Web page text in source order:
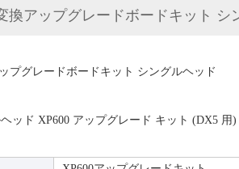
換アップグレードボードキット シ
プグレードボードキット シングルヘッド
ッド XP600 アップグレード キット (DX5